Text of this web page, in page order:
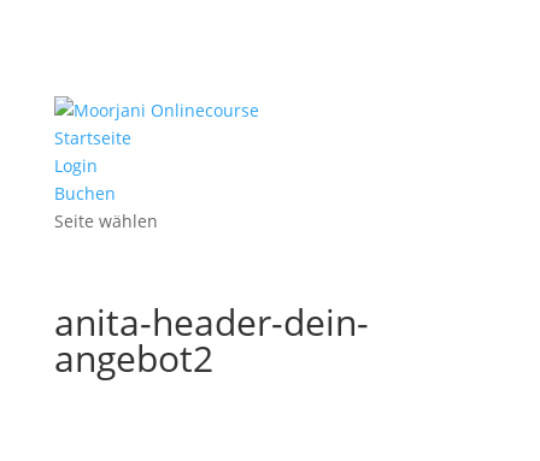
Startseite
Login
Buchen
Seite wählen
anita-header-dein-
angebot2